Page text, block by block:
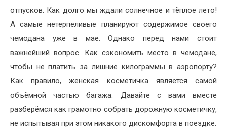
Красота
Недвижимость
отпусков. Как долго мы ждали солнечное и тёплое лето!
А самые нетерпеливые планируют содержимое своего
чемодана уже в мае. Однако перед нами стоит
важнейший вопрос. Как сэкономить место в чемодане,
чтобы не платить за лишние килограммы в аэропорту?
Как правило, женская косметичка является самой
объёмной частью багажа. Давайте с вами вместе
разберёмся как грамотно собрать дорожную косметичку,
не испытывая при этом никакого дискомфорта в поездке.